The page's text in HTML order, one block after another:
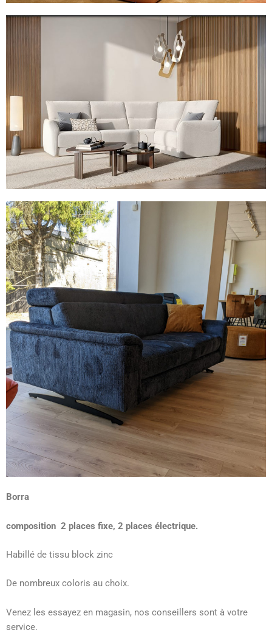
Borra
composition 2 places fixe, 2 places électrique.
Habillé de tissu block zinc
De nombreux coloris au choix.
Venez les essayez en magasin, nos conseillers sont à votre
service.